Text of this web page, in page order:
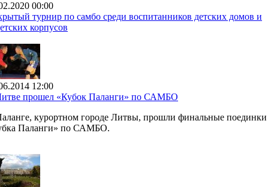
00:00
турнир по самбо среди воспитанников детских домов и
корпусов
12:00
прошел «Кубок Паланги» по САМБО
курортном городе Литвы, прошли финальные поединки
Паланги» по САМБО.